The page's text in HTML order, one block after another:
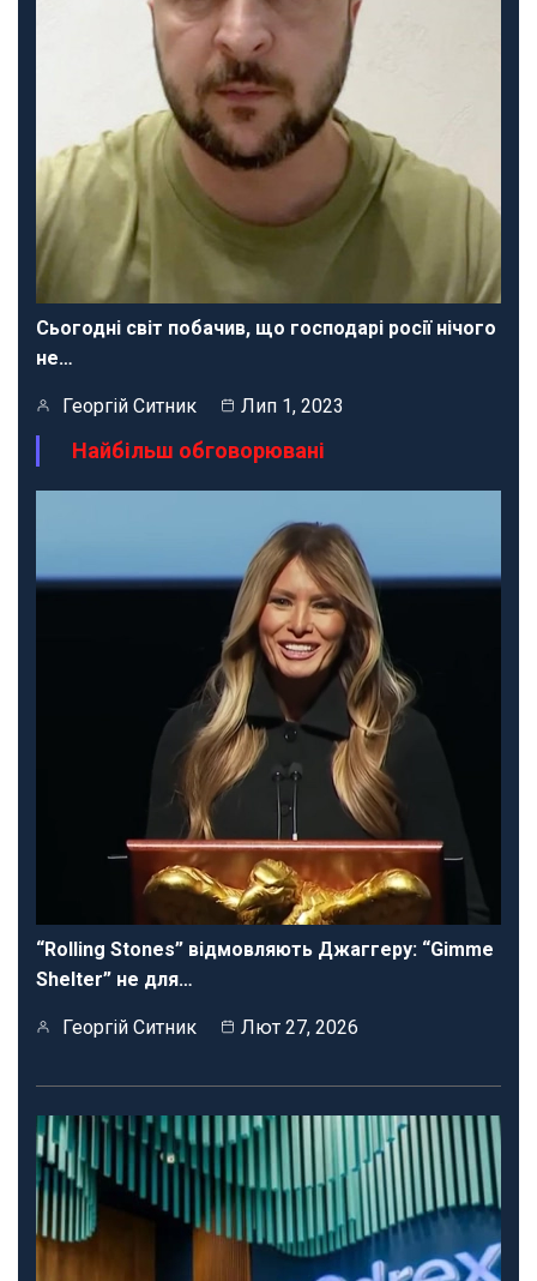
Сьогодні світ побачив, що господарі росії нічого
не…
Георгій Ситник Лип 1, 2023
Найбільш обговорювані
“Rolling Stones” відмовляють Джаггеру: “Gimme
Shelter” не для…
Георгій Ситник Лют 27, 2026